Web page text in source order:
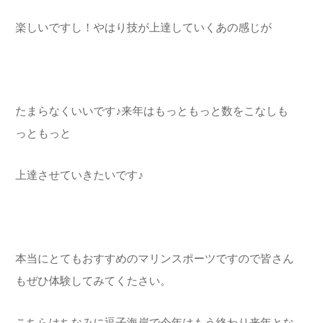
楽しいですし！やはり技が上達していくあの感じが
たまらなくいいです♪来年はもっともっと数をこなしも
っともっと
上達させていきたいです♪
本当にとてもおすすめのマリンスポーツですので皆さん
もぜひ体験してみてくたさい。